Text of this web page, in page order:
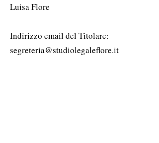
Luisa Flore
Indirizzo email del Titolare:
segreteria@studiolegaleflore.it